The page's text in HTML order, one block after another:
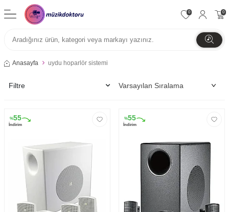
0 0
Anasayfa uydu hoparlör sistemi
Filtre
%55
İndirim
%55
İndirim